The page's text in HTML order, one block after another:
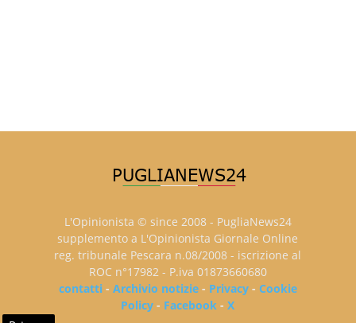
L'Opinionista © since 2008 - PugliaNews24
supplemento a L'Opinionista Giornale Online
reg. tribunale Pescara n.08/2008 - iscrizione al
ROC n°17982 - P.iva 01873660680
contatti- Archivio notizie- Privacy- Cookie
Policy - Facebook -X